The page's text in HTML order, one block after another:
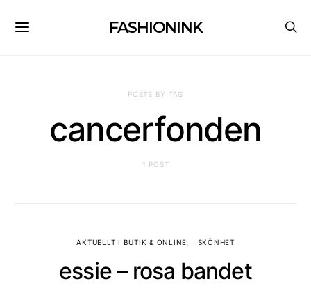
FASHIONINK
POSTS BY TAG
cancerfonden
1 POST
AKTUELLT I BUTIK & ONLINE SKÖNHET
essie – rosa bandet